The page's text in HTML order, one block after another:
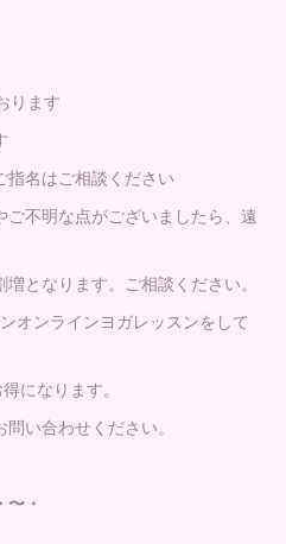
ります
指名はご相談ください
ご不明な点がございましたら、遠
となります。ご相談ください。
オンラインヨガレッスンをして
になります。
い合わせください。
・